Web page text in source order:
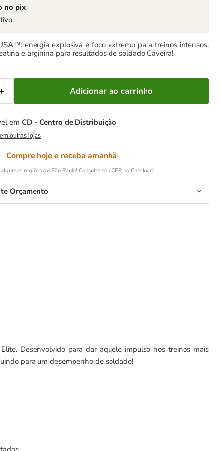
no pix
energia explosiva e foco extremo para treinos intensos.
e arginina para resultados de soldado Caveira!
Adicionar ao carrinho
em CD - Centro de Distribuição
outras lojas
Compre hoje e receba amanhã
regiões de São Paulo! Consulte seu CEP no Checkout!
Orçamento
Desenvolvido para dar aquele impulso nos treinos mais
para um desempenho de soldado!